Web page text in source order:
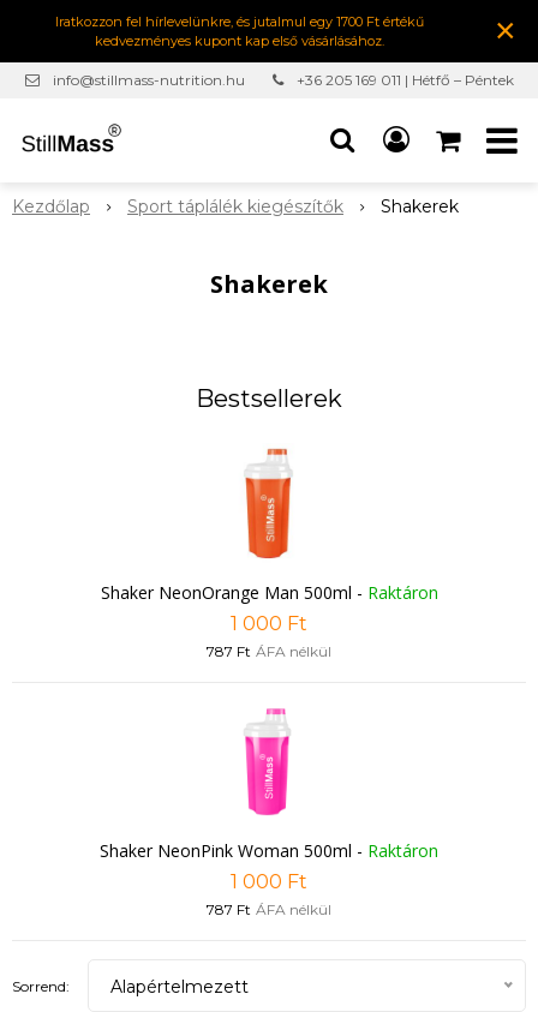
Iratkozzon fel hírlevelünkre, és jutalmul egy 1700 Ft értékű
kedvezményes kupont kap első vásárlásához.
×
info@stillmass-nutrition.hu
+36 205 169 011 | Hétfő – Péntek
Kezdőlap Sport táplálék kiegészítők Shakerek
Shakerek
Bestsellerek
Shaker NeonOrange Man 500ml - Raktáron
1 000 Ft
787 Ft ÁFA nélkül
Shaker NeonPink Woman 500ml - Raktáron
1 000 Ft
787 Ft ÁFA nélkül
Sorrend: Alapértelmezett